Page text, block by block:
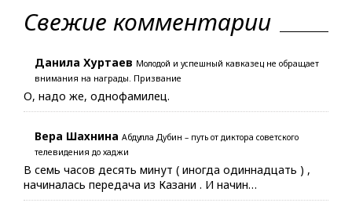
Свежие комментарии
Данила Хуртаев Молодой и успешный кавказец не обращает
внимания на награды. Призвание
О, надо же, однофамилец.
Вера Шахнина Абдулла Дубин – путь от диктора советского
телевидения до хаджи
В семь часов десять минут ( иногда одиннадцать ) ,
начиналась передача из Казани . И начин…